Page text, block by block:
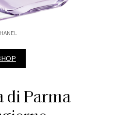
di Parma